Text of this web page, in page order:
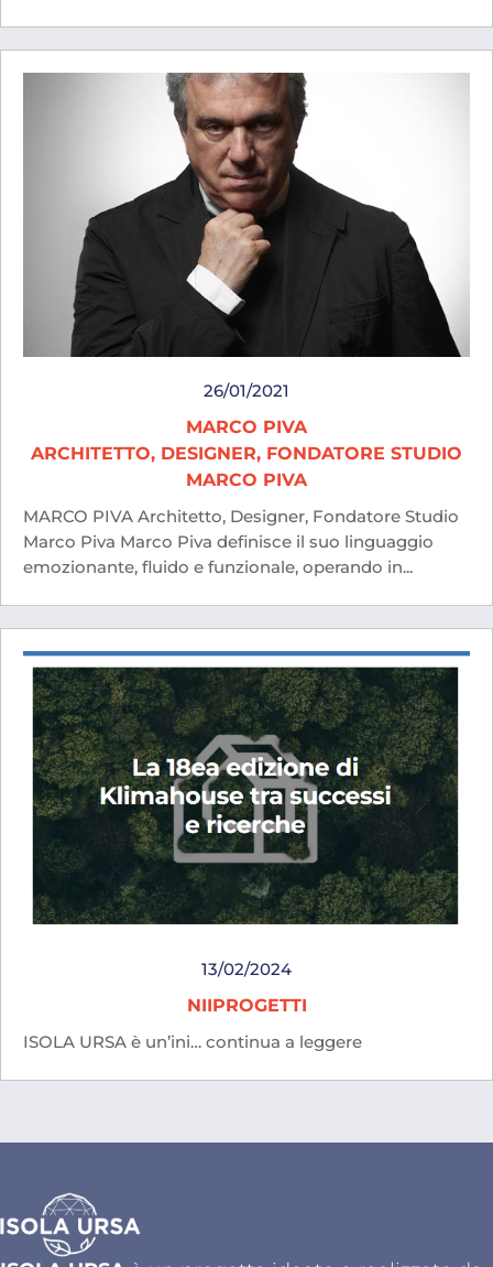
26/01/2021
MARCO PIVA
ARCHITETTO, DESIGNER, FONDATORE STUDIO
MARCO PIVA
MARCO PIVA Architetto, Designer, Fondatore Studio
Marco Piva Marco Piva definisce il suo linguaggio
emozionante, fluido e funzionale, operando in...
13/02/2024
NIIPROGETTI
ISOLA URSA è un’ini… continua a leggere